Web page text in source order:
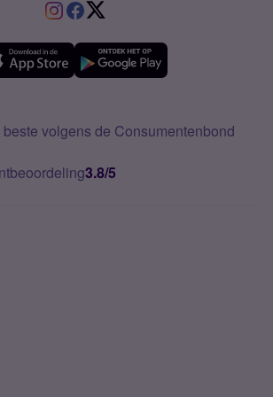
Sim Only
volgens de Consumentenbond
3.8/5